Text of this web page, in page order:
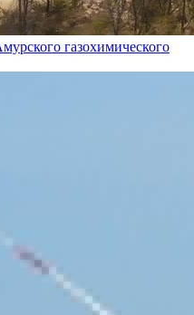
газохимического